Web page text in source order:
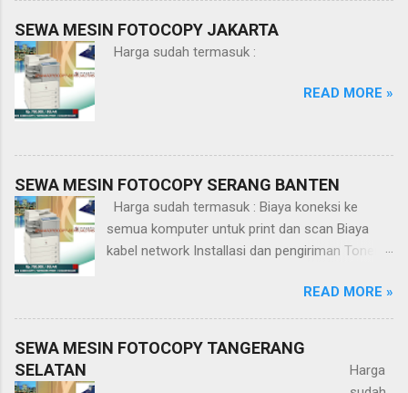
SEWA MESIN FOTOCOPY JAKARTA
Harga sudah termasuk :
READ MORE »
SEWA MESIN FOTOCOPY SERANG BANTEN
Harga sudah termasuk : Biaya koneksi ke
semua komputer untuk print dan scan Biaya
kabel network Installasi dan pengiriman Toner,
READ MORE »
SEWA MESIN FOTOCOPY TANGERANG
SELATAN
Harga